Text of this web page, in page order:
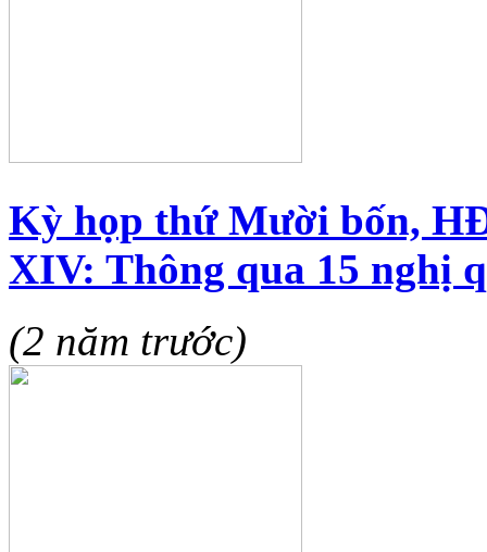
Kỳ họp thứ Mười bốn,
XIV: Thông qua 15 nghị
(2 năm trước)